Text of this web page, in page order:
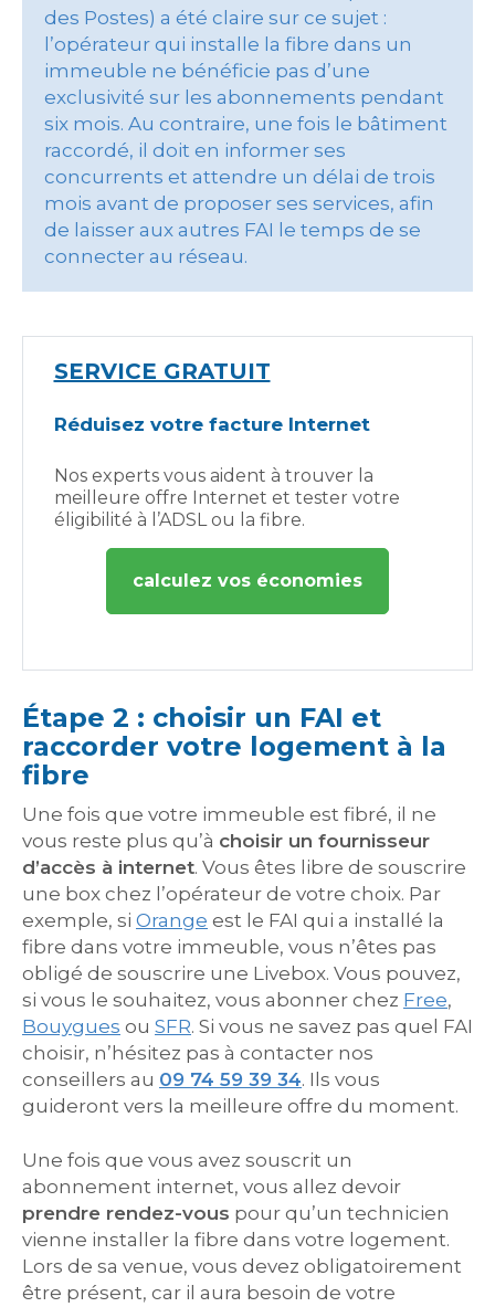
des Postes) a été claire sur ce sujet :
l’opérateur qui installe la fibre dans un
immeuble ne bénéficie pas d’une
exclusivité sur les abonnements pendant
six mois. Au contraire, une fois le bâtiment
raccordé, il doit en informer ses
concurrents et attendre un délai de trois
mois avant de proposer ses services, afin
de laisser aux autres FAI le temps de se
connecter au réseau.
SERVICE GRATUIT
Réduisez votre facture Internet
Nos experts vous aident à trouver la
meilleure offre Internet et tester votre
éligibilité à l’ADSL ou la fibre.
calculez vos économies
Étape 2 : choisir un FAI et
raccorder votre logement à la
fibre
Une fois que votre immeuble est fibré, il ne
vous reste plus qu’à choisir un fournisseur
d’accès à internet. Vous êtes libre de souscrire
une box chez l’opérateur de votre choix. Par
exemple, si Orange est le FAI qui a installé la
fibre dans votre immeuble, vous n’êtes pas
obligé de souscrire une Livebox. Vous pouvez,
si vous le souhaitez, vous abonner chez Free,
Bouygues ou SFR. Si vous ne savez pas quel FAI
choisir, n’hésitez pas à contacter nos
conseillers au 09 74 59 39 34. Ils vous
guideront vers la meilleure offre du moment.
Une fois que vous avez souscrit un
abonnement internet, vous allez devoir
prendre rendez-vous pour qu’un technicien
vienne installer la fibre dans votre logement.
Lors de sa venue, vous devez obligatoirement
être présent, car il aura besoin de votre